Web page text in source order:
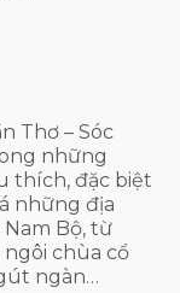
Thơ – Sóc
những
thích, đặc biệt
những địa
Bộ, từ
chùa cổ
ngàn…